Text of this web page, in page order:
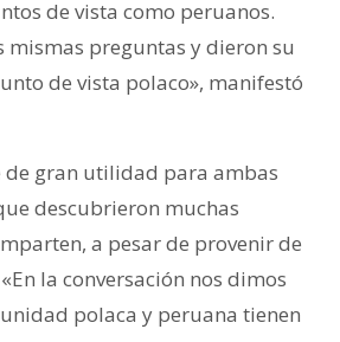
de vista como peruanos.
mismas preguntas y dieron su
de vista polaco», manifestó
de gran utilidad para ambas
descubrieron muchas
a pesar de provenir de
la conversación nos dimos
polaca y peruana tienen